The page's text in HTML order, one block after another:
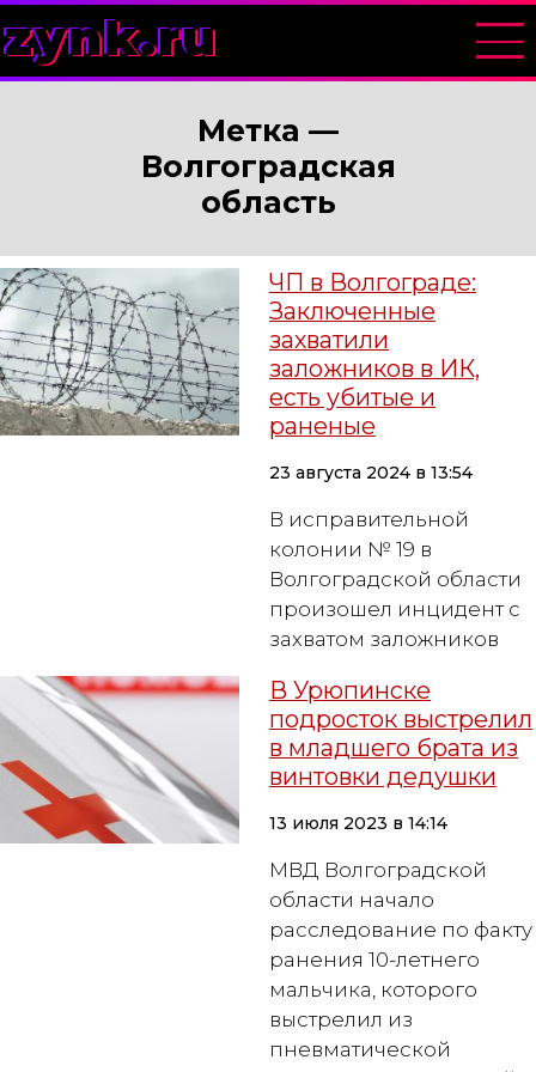
zynk.ru
Метка —
Волгоградская
область
ЧП в Волгограде:
Заключенные
захватили
заложников в ИК,
есть убитые и
раненые
23 августа 2024 в 13:54
В исправительной
колонии № 19 в
Волгоградской области
произошел инцидент с
захватом заложников
В Урюпинске
подросток выстрелил
в младшего брата из
винтовки дедушки
13 июля 2023 в 14:14
МВД Волгоградской
области начало
расследование по факту
ранения 10-летнего
мальчика, которого
выстрелил из
пневматической